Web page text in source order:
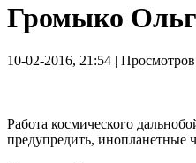
Громыко
10-02-2016, 21:54 |
Работа космического
предупредить, инопланетные